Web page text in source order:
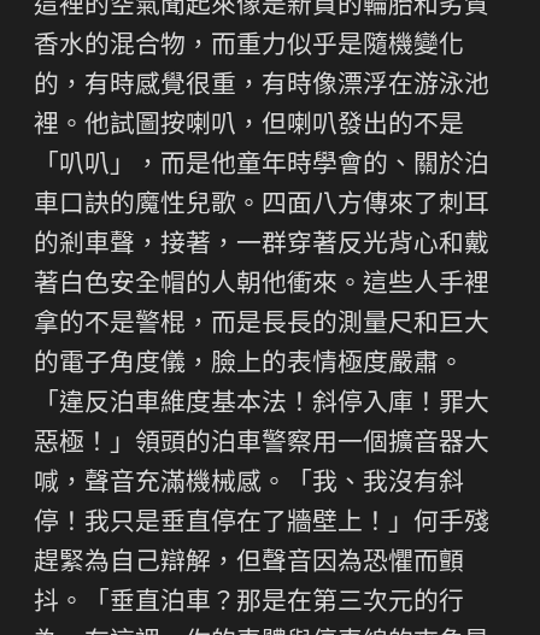
這裡的空氣聞起來像是新買的輪胎和劣質
香水的混合物，而重力似乎是隨機變化
的，有時感覺很重，有時像漂浮在游泳池
裡。他試圖按喇叭，但喇叭發出的不是
「叭叭」，而是他童年時學會的、關於泊
車口訣的魔性兒歌。四面八方傳來了刺耳
的剎車聲，接著，一群穿著反光背心和戴
著白色安全帽的人朝他衝來。這些人手裡
拿的不是警棍，而是長長的測量尺和巨大
的電子角度儀，臉上的表情極度嚴肅。
「違反泊車維度基本法！斜停入庫！罪大
惡極！」領頭的泊車警察用一個擴音器大
喊，聲音充滿機械感。「我、我沒有斜
停！我只是垂直停在了牆壁上！」何手殘
趕緊為自己辯解，但聲音因為恐懼而顫
抖。「垂直泊車？那是在第三次元的行